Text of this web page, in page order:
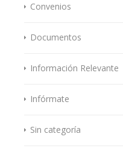
Convenios
Documentos
Información Relevante
Infórmate
Sin categoría